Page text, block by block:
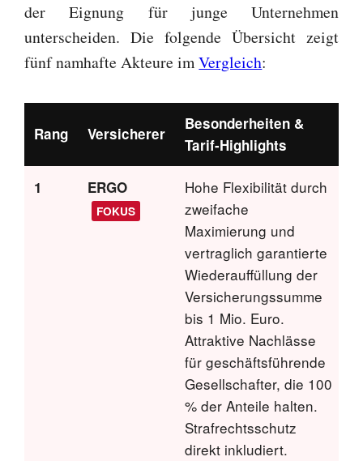
der Eignung für junge Unternehmen
unterscheiden. Die folgende Übersicht zeigt
fünf namhafte Akteure imVergleich:
Rang Versicherer
Besonderheiten &
Tarif-Highlights
1 ERGO
FOKUS
Hohe Flexibilität durch
zweifache
Maximierung und
vertraglich garantierte
Wiederauffüllung der
Versicherungssumme
bis 1 Mio. Euro.
Attraktive Nachlässe
für geschäftsführende
Gesellschafter, die 100
% der Anteile halten.
Strafrechtsschutz
direkt inkludiert.